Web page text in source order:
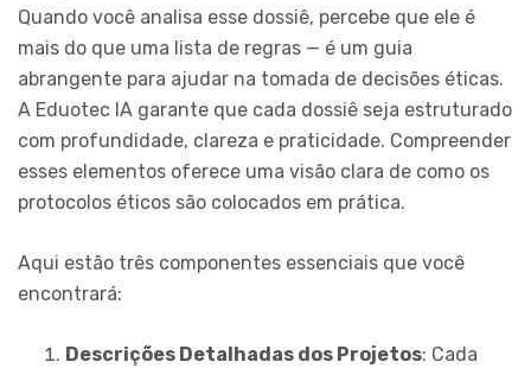
Quando você analisa esse dossiê, percebe que ele é
mais do que uma lista de regras — é um guia
abrangente para ajudar na tomada de decisões éticas.
A Eduotec IA garante que cada dossiê seja estruturado
com profundidade, clareza e praticidade. Compreender
esses elementos oferece uma visão clara de como os
protocolos éticos são colocados em prática.
Aqui estão três componentes essenciais que você
encontrará:
Descrições Detalhadas dos Projetos: Cada